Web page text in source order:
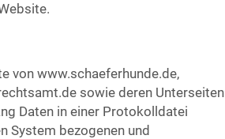
von www.schaeferhunde.de,
sowie deren Unterseiten
Daten in einer Protokolldatei
System bezogenen und